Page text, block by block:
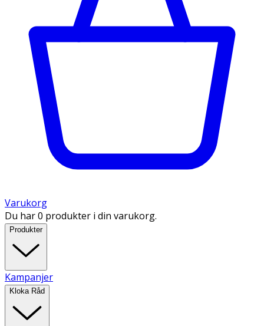
Varukorg
Du har 0 produkter i din varukorg.
Produkter
Kampanjer
Kloka Råd